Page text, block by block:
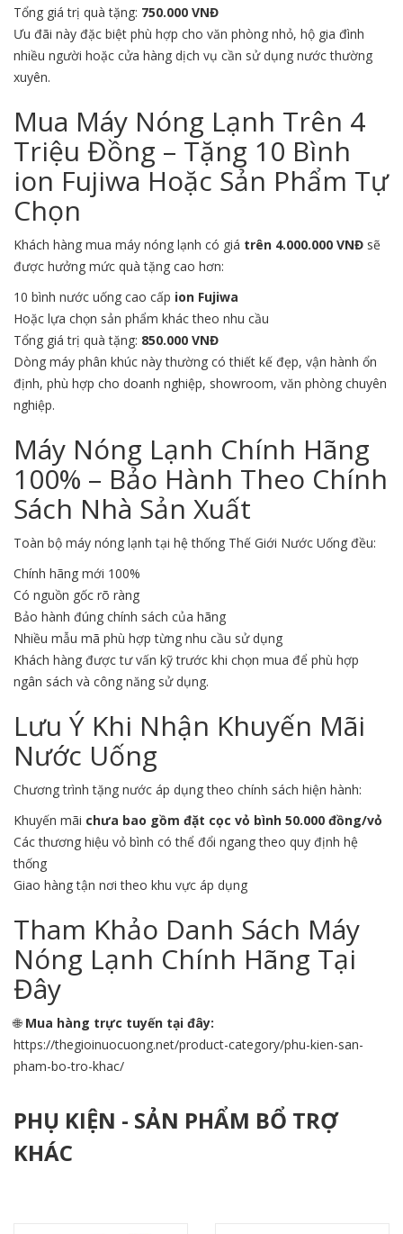
Tổng giá trị quà tặng: 750.000 VNĐ
Ưu đãi này đặc biệt phù hợp cho văn phòng nhỏ, hộ gia đình
nhiều người hoặc cửa hàng dịch vụ cần sử dụng nước thường
xuyên.
Mua Máy Nóng Lạnh Trên 4
Triệu Đồng – Tặng 10 Bình
ion Fujiwa Hoặc Sản Phẩm Tự
Chọn
Khách hàng mua máy nóng lạnh có giá trên 4.000.000 VNĐ sẽ
được hưởng mức quà tặng cao hơn:
10 bình nước uống cao cấp ion Fujiwa
Hoặc lựa chọn sản phẩm khác theo nhu cầu
Tổng giá trị quà tặng: 850.000 VNĐ
Dòng máy phân khúc này thường có thiết kế đẹp, vận hành ổn
định, phù hợp cho doanh nghiệp, showroom, văn phòng chuyên
nghiệp.
Máy Nóng Lạnh Chính Hãng
100% – Bảo Hành Theo Chính
Sách Nhà Sản Xuất
Toàn bộ máy nóng lạnh tại hệ thống Thế Giới Nước Uống đều:
Chính hãng mới 100%
Có nguồn gốc rõ ràng
Bảo hành đúng chính sách của hãng
Nhiều mẫu mã phù hợp từng nhu cầu sử dụng
Khách hàng được tư vấn kỹ trước khi chọn mua để phù hợp
ngân sách và công năng sử dụng.
Lưu Ý Khi Nhận Khuyến Mãi
Nước Uống
Chương trình tặng nước áp dụng theo chính sách hiện hành:
Khuyến mãi chưa bao gồm đặt cọc vỏ bình 50.000 đồng/vỏ
Các thương hiệu vỏ bình có thể đổi ngang theo quy định hệ
thống
Giao hàng tận nơi theo khu vực áp dụng
Tham Khảo Danh Sách Máy
Nóng Lạnh Chính Hãng Tại
Đây
🌐 Mua hàng trực tuyến tại đây:
https://thegioinuocuong.net/product-category/phu-kien-san-
pham-bo-tro-khac/
PHỤ KIỆN - SẢN PHẨM BỔ TRỢ
KHÁC